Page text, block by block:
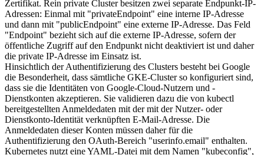
Zertifikat. Rein private Cluster besitzen zwei separate Endpunkt-IP-
Adressen: Einmal mit "privateEndpoint" eine interne IP-Adresse
und dann mit "publicEndpoint" eine externe IP-Adresse. Das Feld
"Endpoint" bezieht sich auf die externe IP-Adresse, sofern der
öffentliche Zugriff auf den Endpunkt nicht deaktiviert ist und daher
die private IP-Adresse im Einsatz ist.
Hinsichtlich der Authentifizierung des Clusters besteht bei Google
die Besonderheit, dass sämtliche GKE-Cluster so konfiguriert sind,
dass sie die Identitäten von Google-Cloud-Nutzern und -
Dienstkonten akzeptieren. Sie validieren dazu die von kubectl
bereitgestellten Anmeldedaten mit der mit der Nutzer- oder
Dienstkonto-Identität verknüpften E-Mail-Adresse. Die
Anmeldedaten dieser Konten müssen daher für die
Authentifizierung den OAuth-Bereich "userinfo.email" enthalten.
Kubernetes nutzt eine YAML-Datei mit dem Namen "kubeconfig",